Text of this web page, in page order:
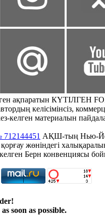
ақпаратын КҮТІЛГЕН
келісімінсіз,
келген материалын
АҚШ-тың Нью-
жөніндегі
Берн конвенциясы
soon as possible.